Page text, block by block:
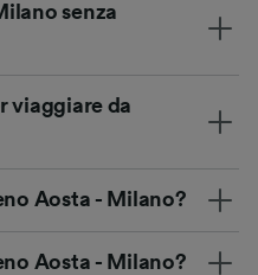
senza
viaggiare da
Aosta - Milano?
Aosta - Milano?